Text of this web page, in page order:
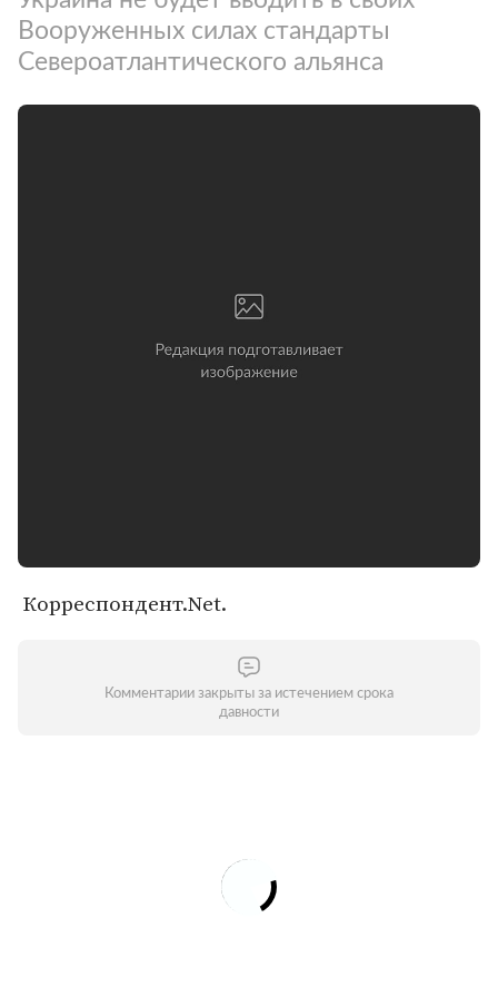
Вооруженных силах стандарты
Североатлантического альянса
Корреспондент.Net.
Комментарии закрыты за истечением срока
давности